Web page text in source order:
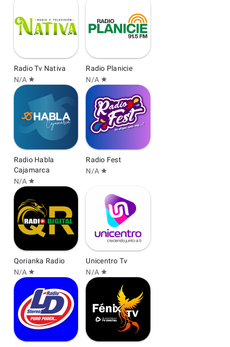
Radio Tv Nativa
N/A star
Radio Planicie
N/A star
Radio Habla
Cajamarca
N/A star
Radio Fest
N/A star
Qorianka Radio
N/A star
Unicentro Tv
N/A star